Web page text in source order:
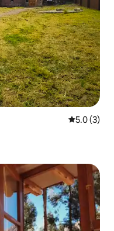
レビュー3
5.0 (3)